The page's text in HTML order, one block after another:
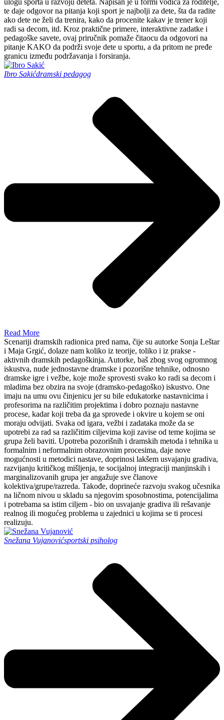
ulogu sporta u razvoju deteta. Napisan je u formi vodiča za roditelje,
te daje odgovor na pitanja koji sport je najbolji za dete, šta da radite
ako dete ne želi da trenira, kako da procenite kakav je trener koji
radi sa decom, itd. Kroz praktične primere, interaktivne zadatke i
pedagoške savete, ovaj priručnik pomaže čitaocu da odgovori na
pitanje KAKO da podrži svoje dete u sportu, a da pritom ne pređe
granicu između podržavanja i forsiranja.
Ibro Sakićdramski pedagog
Read More
Scenariji dramskih radionica pred nama, čije su autorke Sonja Leštar
i Maja Grgić, dolaze nam koliko iz teorije, toliko i iz prakse -
aktivnih dramskih pedagoškinja. Autorke, baš zbog svog ogromnog
iskustva, nude jednostavne dramske i pozorišne tehnike, odnosno
dramske igre i vežbe, koje može sprovesti svako ko radi sa decom i
mladima bez obzira na svoje (dramsko-pedagoško) iskustvo. One
imaju na umu ovu činjenicu jer su bile edukatorke nastavnicima i
profesorima na različitim projektima i dobro poznaju nastavne
procese, kadar koji treba da ga sprovede i okvire u kojem se oni
moraju odvijati. Svaka od igara, vežbi i zadataka može da se
upotrebi za rad sa različitim ciljevima koji zavise od teme kojima se
grupa želi baviti. Upotreba pozorišnih i dramskih metoda i tehnika u
formalnim i neformalnim obrazovnim procesima, daje nove
mogućnosti u metodici nastave, doprinosi lakšem usvajanju gradiva,
razvijanju kritičkog mišljenja, te socijalnoj integraciji manjinskih i
marginalizovanih grupa jer angažuje sve članove
kolektiva/grupe/razreda. Takođe, doprineće razvoju svakog učesnika
na ličnom nivou u skladu sa njegovim sposobnostima, potencijalima
i potrebama sa istim ciljem - bio on usvajanje gradiva ili rešavanje
realnog ili mogućeg problema u zajednici u kojima se ti procesi
realizuju.
Snežana Vujanovićsportski psiholog